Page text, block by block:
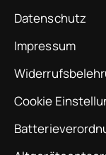
Datenschutz
Impressum
Cookie